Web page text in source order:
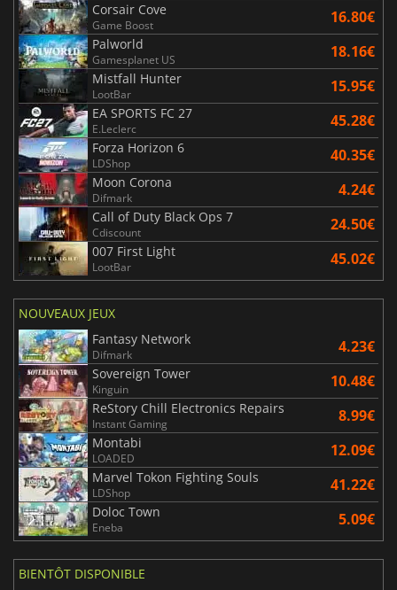
Corsair Cove
Game Boost 16.80€
Palworld
Gamesplanet US 18.16€
Mistfall Hunter
LootBar 15.95€
EA SPORTS FC 27
E.Leclerc 45.28€
Forza Horizon 6
LDShop 40.35€
Moon Corona
Difmark 4.24€
Call of Duty Black Ops 7
Cdiscount 24.50€
007 First Light
LootBar 45.02€
NOUVEAUX JEUX
Fantasy Network
Difmark 4.23€
Sovereign Tower
Kinguin 10.48€
ReStory Chill Electronics Repairs
Instant Gaming 8.99€
Montabi
LOADED 12.09€
Marvel Tokon Fighting Souls
LDShop 41.22€
Doloc Town
Eneba 5.09€
BIENTÔT DISPONIBLE